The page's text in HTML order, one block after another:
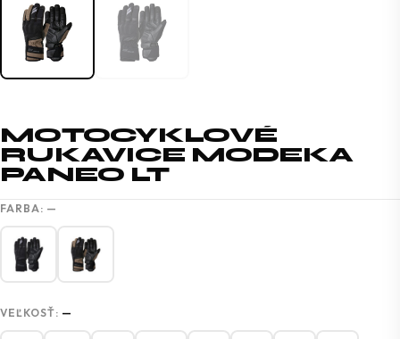
MOTOCYKLOVÉ
RUKAVICE MODEKA
PANEO LT
FARBA: —
VEĽKOSŤ: —